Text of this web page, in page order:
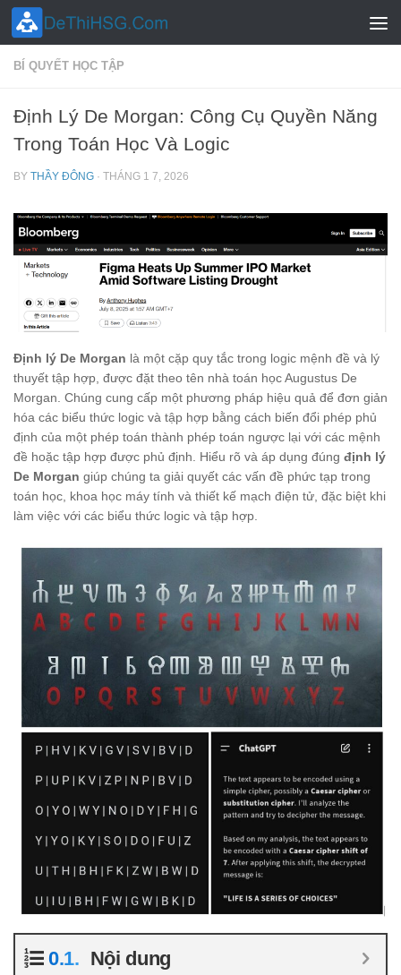
Skip to content
BÍ QUYẾT HỌC TẬP
Định Lý De Morgan: Công Cụ Quyền Năng
Trong Toán Học Và Logic
BY THẦY ĐÔNG · THÁNG 1 7, 2026
Định lý De Morgan là một cặp quy tắc trong logic mệnh đề và lý
thuyết tập hợp, được đặt theo tên nhà toán học Augustus De
Morgan. Chúng cung cấp một phương pháp hiệu quả để đơn giản
hóa các biểu thức logic và tập hợp bằng cách biến đổi phép phủ
định của một phép toán thành phép toán ngược lại với các mệnh
đề hoặc tập hợp được phủ định. Hiểu rõ và áp dụng đúng định lý
De Morgan giúp chúng ta giải quyết các vấn đề phức tạp trong
toán học, khoa học máy tính và thiết kế mạch điện tử, đặc biệt khi
làm việc với các biểu thức logic và tập hợp.
Nội dung